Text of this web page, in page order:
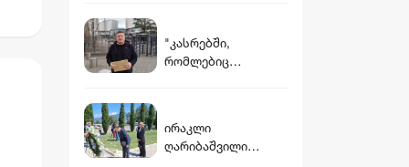
გაამართლა
"კასრებში,
რომლებიც
მუხროვანის ბაზაზე
მომხდარი
ირაკლი
ღარიბაშვილი